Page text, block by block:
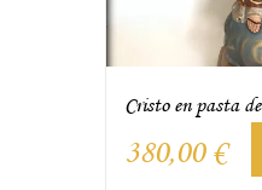
Cristo en pasta
380,00 €